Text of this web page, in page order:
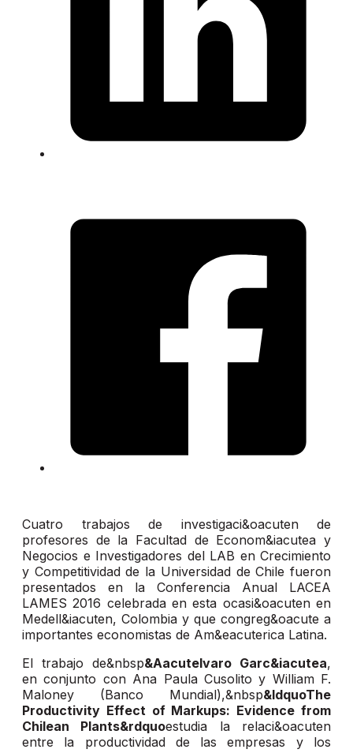
Cuatro trabajos de investigaci&oacuten de
profesores de la Facultad de Econom&iacutea y
Negocios e Investigadores del LAB en Crecimiento
y Competitividad de la Universidad de Chile fueron
presentados en la Conferencia Anual LACEA
LAMES 2016 celebrada en esta ocasi&oacuten en
Medell&iacuten, Colombia y que congreg&oacute a
importantes economistas de Am&eacuterica Latina.
El trabajo de&nbsp&Aacutelvaro Garc&iacutea,
en conjunto con Ana Paula Cusolito y William F.
Maloney (Banco Mundial),&nbsp&ldquoThe
Productivity Effect of Markups: Evidence from
Chilean Plants&rdquoestudia la relaci&oacuten
entre la productividad de las empresas y los